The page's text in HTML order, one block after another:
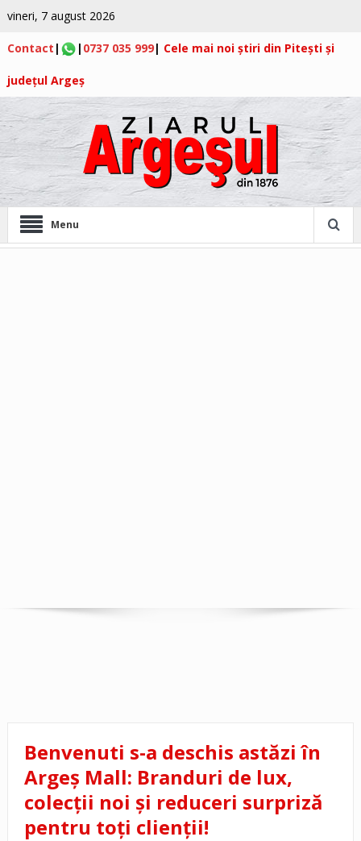
vineri, 7 august 2026
Contact | | 0737 035 999| Cele mai noi știri din Pitești și
județul Argeș
Menu
Benvenuti s-a deschis astăzi în
Argeș Mall: Branduri de lux,
colecții noi și reduceri surpriză
pentru toți clienții!